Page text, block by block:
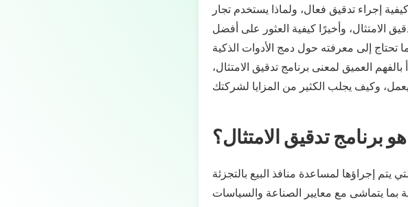
إجراء تدقيق فعال، ولماذا يستخدم تجار
الامتثال، وأخيرًا كيفية العثور على أفضل
تحتاج إلى معرفته حول دمج الأدوات الذكية
العميق لمعنى برنامج تدقيق الامتثال،
برنامج تدقيق الامتثال؟
إجراؤها لمساعدة منافذ البيع بالتجزئة
بما يتماشى مع معايير الصناعة والسياسات